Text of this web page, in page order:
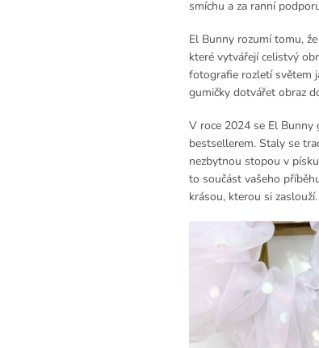
smíchu a za ranní
El Bunny rozumí tomu,
které vytvářejí celistvý
fotografie rozletí světem
gumičky dotvářet obraz
V roce 2024 se El Bunny
bestsellerem. Staly se
nezbytnou stopou v
to součást vašeho
krásou, kterou si zaslouží.